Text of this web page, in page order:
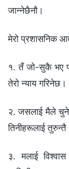
जान्‍नेछैनौ।
मेरो प्रशासनिक
१. तँ जो-सुकै भए
तेरो न्याय गरिनेछ।
२. जसलाई मैले
तिनीहरूलाई
३. मलाई